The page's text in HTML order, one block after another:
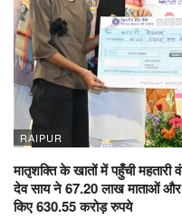
RAIPUR
मातृशक्ति के खातों में पहुँची महतारी
देव साय ने 67.20 लाख माताओं और
किए 630.55 करोड़ रुपये